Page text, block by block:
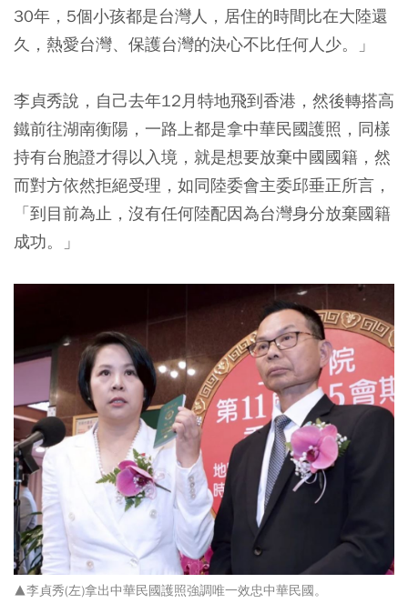
30年，5個小孩都是台灣人，居住的時間比在大陸還
久，熱愛台灣、保護台灣的決心不比任何人少。」
李貞秀說，自己去年12月特地飛到香港，然後轉搭高
鐵前往湖南衡陽，一路上都是拿中華民國護照，同樣
持有台胞證才得以入境，就是想要放棄中國國籍，然
而對方依然拒絕受理，如同陸委會主委邱垂正所言，
「到目前為止，沒有任何陸配因為台灣身分放棄國籍
成功。」
▲李貞秀(左)拿出中華民國護照強調唯一效忠中華民國。